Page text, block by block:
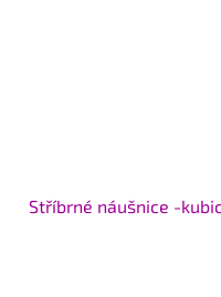
Stříbrné náušnice -